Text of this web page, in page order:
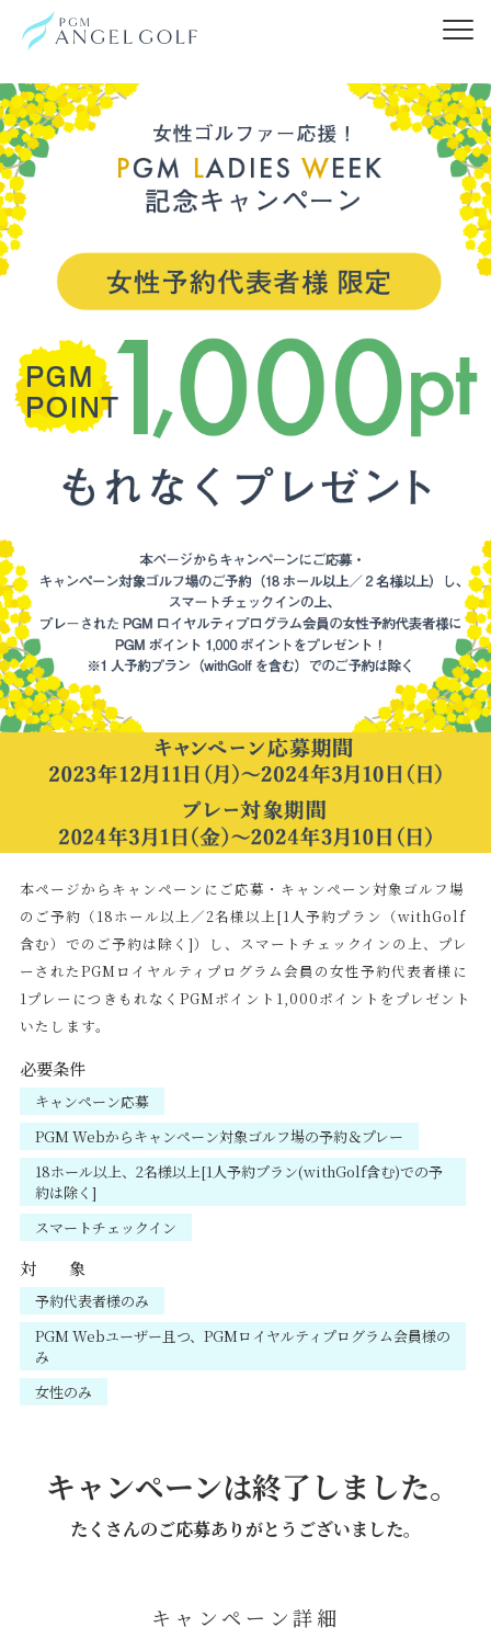
本ページからキャンペーンにご応募・キャンペーン対象ゴルフ場
のご予約（18ホール以上／2名様以上[1人予約プラン（withGolf
含む）でのご予約は除く]）し、スマートチェックインの上、プレ
ーされたPGMロイヤルティプログラム会員の女性予約代表者様に
1プレーにつきもれなくPGMポイント1,000ポイントをプレゼント
いたします。
必要条件
キャンペーン応募
PGM Webからキャンペーン対象ゴルフ場の予約＆プレー
18ホール以上、2名様以上[1人予約プラン(withGolf含む)での予
約は除く]
スマートチェックイン
対 象
予約代表者様のみ
PGM Webユーザー且つ、PGMロイヤルティプログラム会員様の
み
女性のみ
キャンペーンは終了しました。
たくさんのご応募ありがとうございました。
キャンペーン詳細